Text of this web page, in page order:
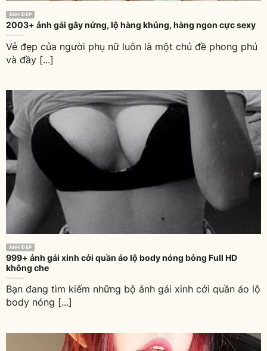
ẢNH ĐẸP
2003+ ảnh gái gây nứng, lộ hàng khủng, hàng ngon cực sexy
Vẻ đẹp của người phụ nữ luôn là một chủ đề phong phú
và đầy [...]
ẢNH ĐẸP
999+ ảnh gái xinh cởi quần áo lộ body nóng bỏng Full HD
không che
Bạn đang tìm kiếm những bộ ảnh gái xinh cởi quần áo lộ
body nóng [...]